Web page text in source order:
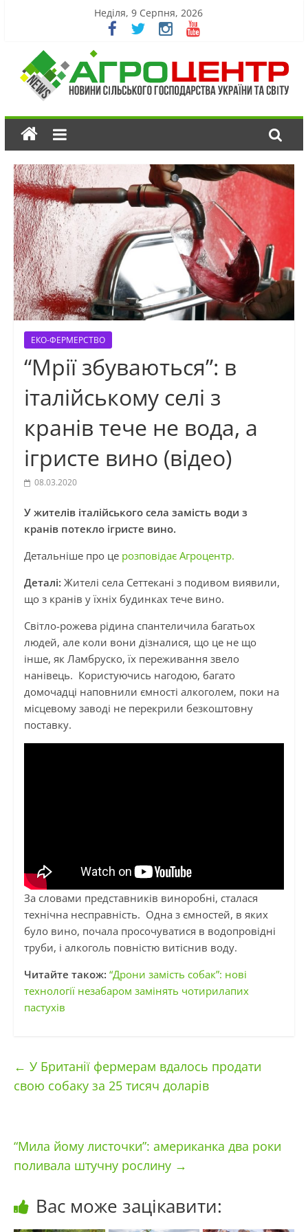
Неділя, 9 Серпня, 2026
ЕКО-ФЕРМЕРСТВО
“Мрії збуваються”: в
італійському селі з
кранів тече не вода, а
ігристе вино (відео)
08.03.2020
У жителів італійського села замість води з
кранів потекло ігристе вино.
Детальніше про це розповідає Агроцентр.
Деталі: Жителі села Сеттекані з подивом виявили,
що з кранів у їхніх будинках тече вино.
Світло-рожева рідина спантеличила багатьох
людей, але коли вони дізналися, що це не що
інше, як Ламбруско, їх переживання звело
нанівець. Користуючись нагодою, багато
домочадці наповнили ємності алкоголем, поки на
місцевому заводі не перекрили безкоштовну
поставку.
За словами представників виноробні, сталася
технічна несправність. Одна з ємностей, в яких
було вино, почала просочуватися в водопровідні
труби, і алкоголь повністю витіснив воду.
Читайте також: “Дрони замість собак”: нові
технології незабаром замінять чотирилапих
пастухів
← У Британії фермерам вдалось продати
свою собаку за 25 тисяч доларів
“Мила йому листочки”: американка два роки
поливала штучну рослину →
Вас може зацікавити: